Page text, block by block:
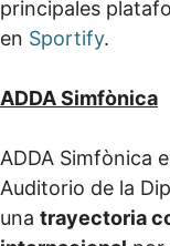
principales
en Sportify.
ADDA Simfònica
ADDA Simfònica
Auditorio de la
una trayectoria